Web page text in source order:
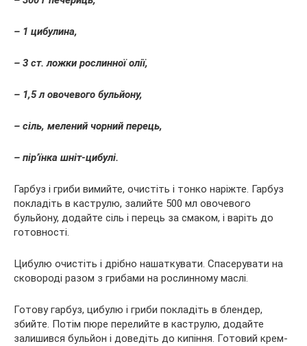
– 1 цибулина,
– 3 ст. ложки рослинної олії,
– 1,5 л овочевого бульйону,
– сіль, мелений чорний перець,
– пір’їнка шніт-цибулі.
Гарбуз і гриби вимийте, очистіть і тонко наріжте. Гарбуз
покладіть в каструлю, залийте 500 мл овочевого
бульйону, додайте сіль і перець за смаком, і варіть до
готовності.
Цибулю очистіть і дрібно нашаткувати. Спасерувати на
сковороді разом з грибами на рослинному маслі.
Готову гарбуз, цибулю і гриби покладіть в блендер,
збийте. Потім пюре перелийте в каструлю, додайте
залишився бульйон і доведіть до кипіння. Готовий крем-